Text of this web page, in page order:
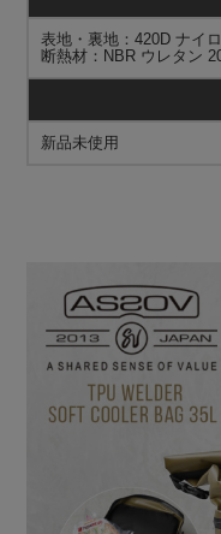
表地・裏地：420D ナイ
断熱材：NBR ウレタン
新品未使用